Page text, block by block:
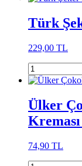
Türk
229,00 TL
Ülker
74,90 TL